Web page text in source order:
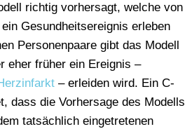
richtig vorhersagt, welche von
Gesundheitsereignis erleben
Personenpaare gibt das Modell
eher früher ein Ereignis –
– erleiden wird. Ein C-
dass die Vorhersage des Modells
tatsächlich eingetretenen